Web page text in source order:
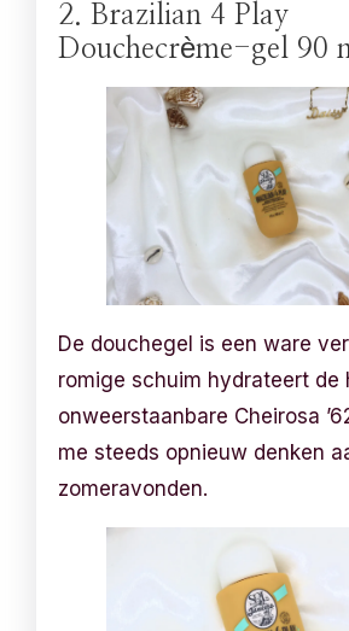
2. Brazilian 4 Play
Douchecrème-gel 90
De douchegel is een ware
romige schuim hydrateert de
onweerstaanbare Cheirosa
me steeds opnieuw denken
zomeravonden.